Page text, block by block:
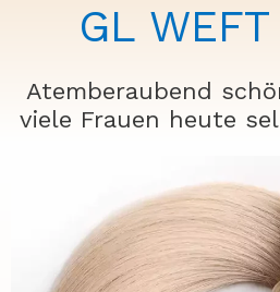
GL
Atemberaubend
viele Frauen heute